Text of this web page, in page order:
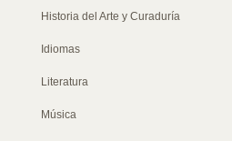
Historia del Arte y Curaduría
Idiomas
Literatura
Música